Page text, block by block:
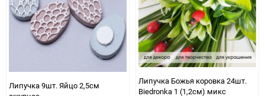
Липучка 9шт. Яйцо 2,5см
Липучка Божья коровка 24шт.
Biedronka 1 (1,2см) микс